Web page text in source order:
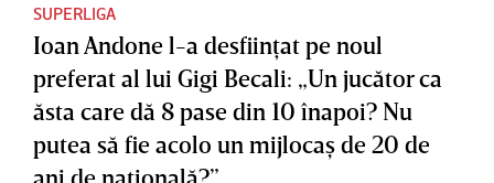
SUPERLIGA
Ioan Andone l-a desfiinţat pe noul
preferat al lui Gigi Becali: „Un jucător ca
ăsta care dă 8 pase din 10 înapoi? Nu
putea să fie acolo un mijlocaş de 20 de
ani de naţională?”